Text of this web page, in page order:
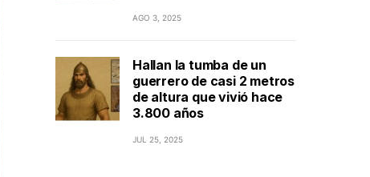
AGO 3, 2025
Hallan la tumba de un
guerrero de casi 2 metros
de altura que vivió hace
3.800 años
JUL 25, 2025